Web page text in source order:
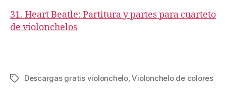
31. Heart Beatle: Partitura y partes para cuarteto
de violonchelos
TagsDescargas gratis violonchelo,Violonchelo de colores